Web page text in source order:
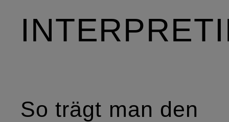
So trägt man den